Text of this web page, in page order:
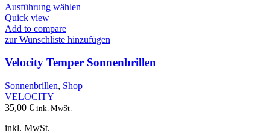
Ausführung wählen
mehrere
auf.
Optionen
können
Quick view
Add to compare
zur Wunschliste hinzufügen
Velocity Temper Sonnenbrillen
Sonnenbrillen, Shop
VELOCITY
35,00 € ink. MwSt.
inkl. MwSt.